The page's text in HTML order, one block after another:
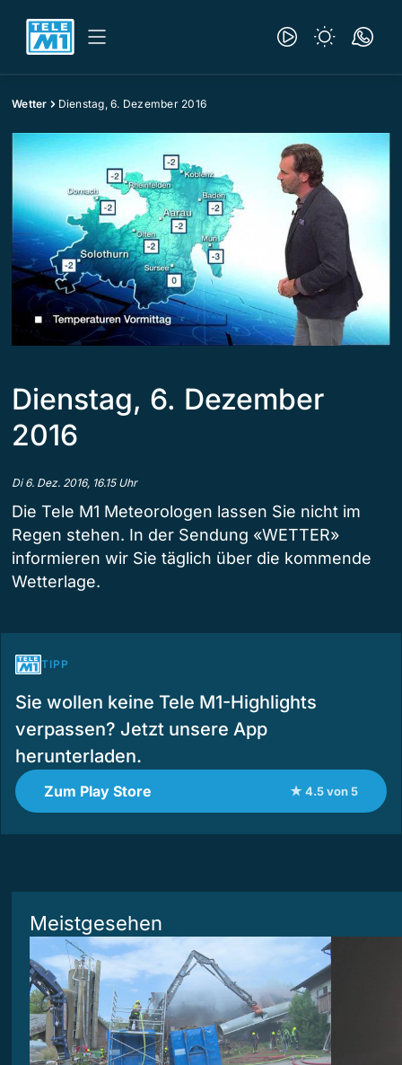
Wetter Dienstag, 6. Dezember 2016
Dienstag, 6. Dezember
2016
Di 6. Dez. 2016, 16.15 Uhr
Die Tele M1 Meteorologen lassen Sie nicht im
Regen stehen. In der Sendung «WETTER»
informieren wir Sie täglich über die kommende
Wetterlage.
TIPP
Sie wollen keine Tele M1-Highlights
verpassen? Jetzt unsere App
herunterladen.
Zum Play Store ★ 4.5 von 5
Meistgesehen